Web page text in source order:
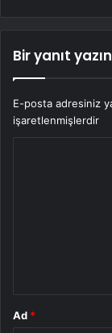
Bir yanıt yazın
E-posta adresiniz
işaretlenmişlerdir
Ad *